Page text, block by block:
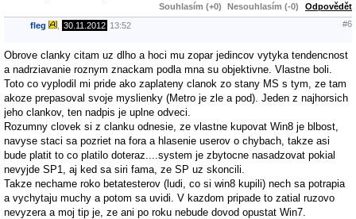
Souhlasím (+0) Nesouhlasím (-0) Odpovědět
fleg 30.11.2012 13:52 #6
Obrove clanky citam uz dlho a hoci mu zopar jedincov vytyka tendencnost
a nadrziavanie roznym znackam podla mna su objektivne. Vlastne boli.
Toto co vyplodil mi pride ako zaplateny clanok zo stany MS s tym, ze tam
akoze prepasoval svoje myslienky (Metro je zle a pod). Jeden z najhorsich
jeho clankov, ten nadpis je uplne odveci.
Rozumny clovek si z clanku odnesie, ze vlastne kupovat Win8 je blbost,
navyse staci sa pozriet na fora a hlasenie userov o chybach, takze asi
bude platit to co platilo doteraz....system je zbytocne nasadzovat pokial
nevyjde SP1, aj ked sa siri fama, ze SP uz skoncili.
Takze nechame roko betatesterov (ludi, co si win8 kupili) nech sa potrapia
a vychytaju muchy a potom sa uvidi. V kazdom pripade to zatial ruzovo
nevyzera a moj tip je, ze ani po roku nebude dovod opustat Win7.